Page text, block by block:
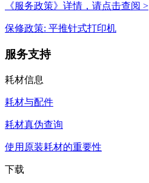
《服务政策》详情，请点击查阅 >
保修政策: 平推针式打印机
服务支持
耗材信息
耗材与配件
耗材真伪查询
使用原装耗材的重要性
下载